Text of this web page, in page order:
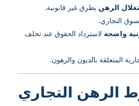
الرهن بطرق غير قانونية.
التجاري.
واضحة لاسترداد الحقوق عند تخلف
المتعلقة بالديون والرهون.
الرهن التجاري